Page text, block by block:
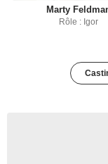
Marty
Rôle : Igor